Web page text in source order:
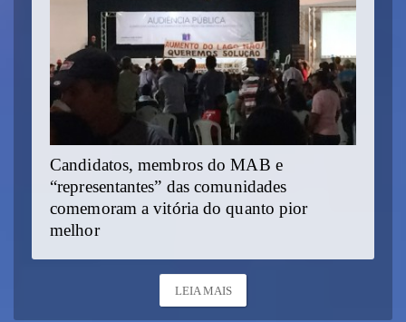
Candidatos, membros do MAB e
“representantes” das comunidades
comemoram a vitória do quanto pior
melhor
LEIA MAIS